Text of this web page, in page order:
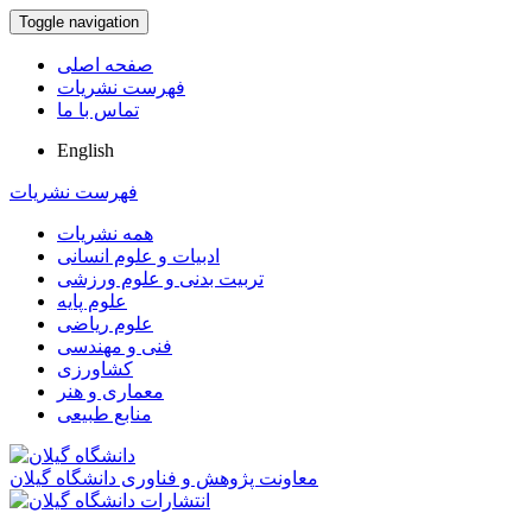
Toggle navigation
صفحه اصلی
فهرست نشریات
تماس با ما
English
فهرست نشریات
همه نشریات
ادبیات و علوم انسانی
تربیت بدنی و علوم ورزشی
علوم پایه
علوم ریاضی
فنی و مهندسی
کشاورزی
معماری و هنر
منابع طبیعی
معاونت پژوهش و فناوری دانشگاه گیلان